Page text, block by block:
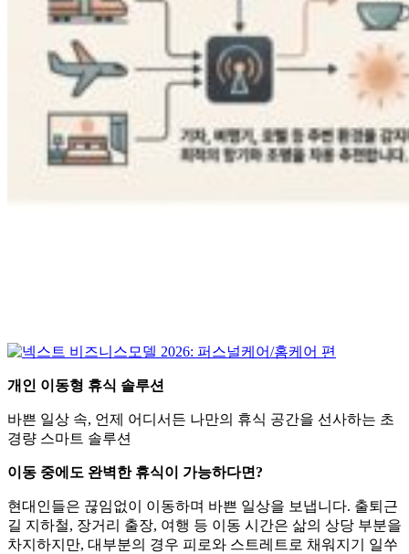
개인 이동형 휴식 솔루션
바쁜 일상 속, 언제 어디서든 나만의 휴식 공간을 선사하는 초
경량 스마트 솔루션
이동 중에도 완벽한 휴식이 가능하다면?
현대인들은 끊임없이 이동하며 바쁜 일상을 보냅니다. 출퇴근
길 지하철, 장거리 출장, 여행 등 이동 시간은 삶의 상당 부분을
차지하지만, 대부분의 경우 피로와 스트레트로 채워지기 일쑤